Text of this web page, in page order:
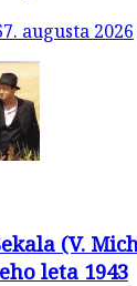
7. augusta 2026
(V.
leta 1943